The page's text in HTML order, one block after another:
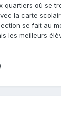
quartiers où se
la carte
se fait au
les meilleurs